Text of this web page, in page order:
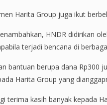
Harita Group juga ikut
HNDR didirikan
terjadi bencana di
bantuan berupa dana Rp300
Harita Group yang
terima kasih banyak kepada